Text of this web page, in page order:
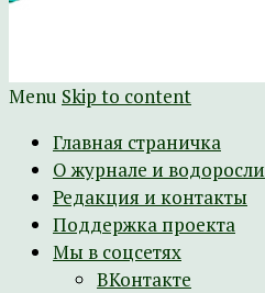
Menu Skip to content
Главная страничка
О журнале и водоросли
Редакция и контакты
Поддержка проекта
Мы в соцсетях
ВКонтакте